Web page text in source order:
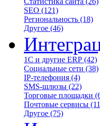
SEO (121)
Региональность (18)
Другое (46)
1С и другие ERP (42)
Социальные сети (38)
IP-телефония (4)
SMS-шлюзы (22)
Торговые площадки
Почтовые сервисы
Другое (75)